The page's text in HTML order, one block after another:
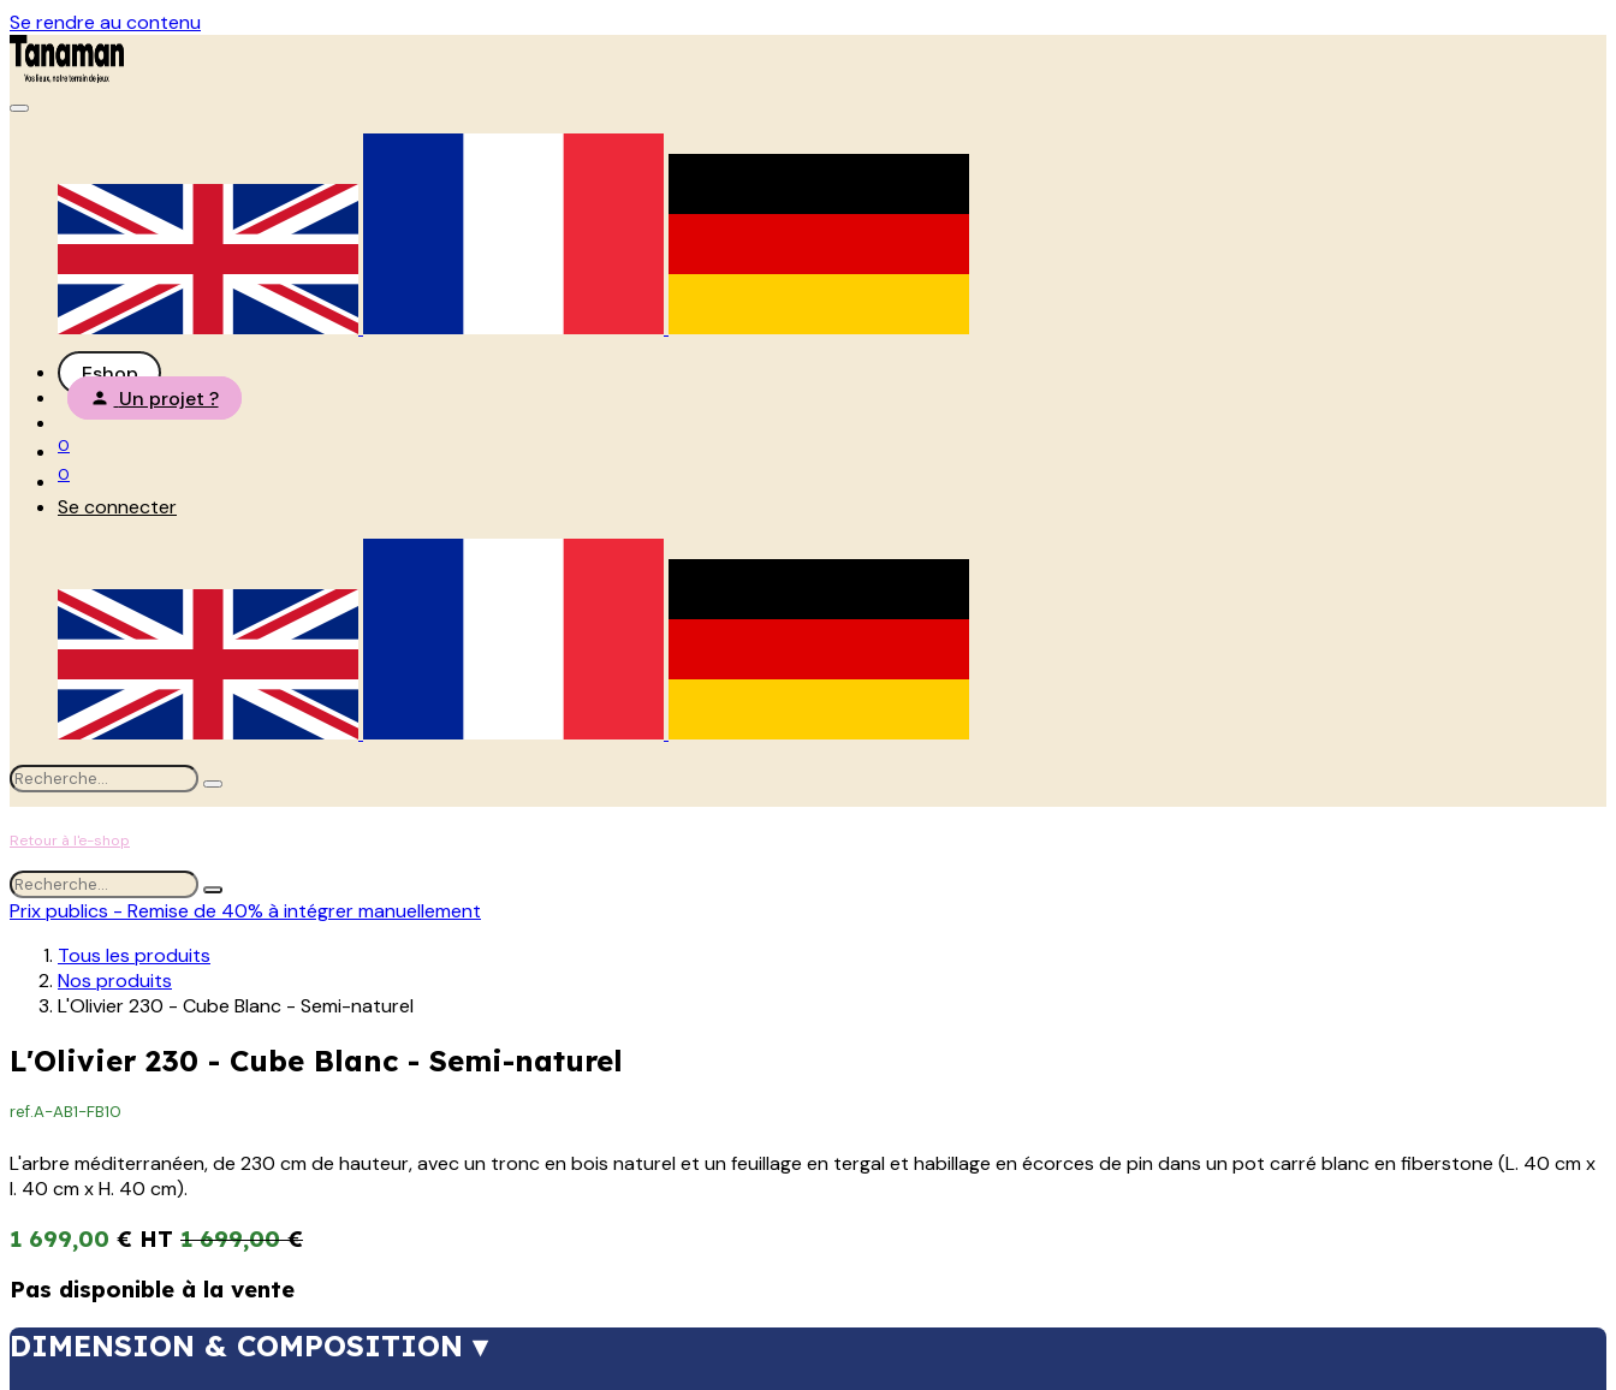
Se rendre au contenu
Eshop
Un projet ?
0
0
Se connecter
Retour à l'e-shop
Prix publics - Remise de 40% à intégrer manuellement
Tous les produits
Nos produits
L'Olivier 230 - Cube Blanc - Semi-naturel
L'Olivier 230 - Cube Blanc - Semi-naturel
ref.A-AB1-FB10
L'arbre méditerranéen, de 230 cm de hauteur, avec un tronc en bois naturel et un feuillage en tergal et habillage en écorces de pin dans un pot carré blanc en fiberstone (L. 40 cm x
l. 40 cm x H. 40 cm).
1 699,00 € 1 699,00€
Pas disponible à la vente
DIMENSION & COMPOSITION ▾